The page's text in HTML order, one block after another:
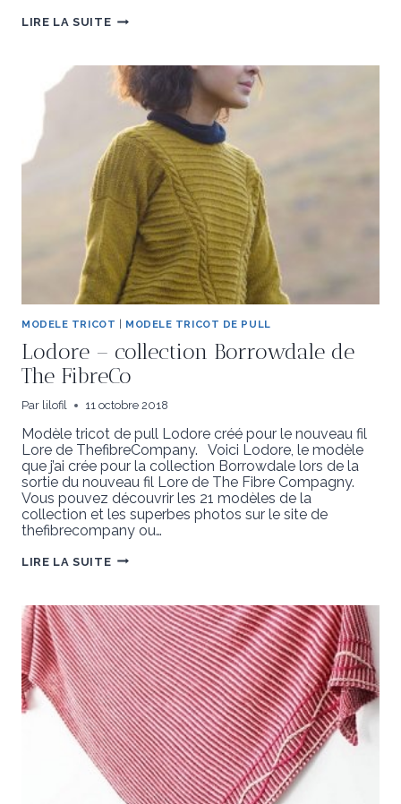
LIRE LA SUITEPULL
MODELE TRICOT | MODELE TRICOT DE PULL
Lodore – collection Borrowdale de
The FibreCo
Par lilofil 11 octobre 2018
Modèle tricot de pull Lodore créé pour le nouveau fil
Lore de ThefibreCompany. Voici Lodore, le modèle
que j’ai crée pour la collection Borrowdale lors de la
sortie du nouveau fil Lore de The Fibre Compagny.
Vous pouvez découvrir les 21 modèles de la
collection et les superbes photos sur le site de
thefibrecompany ou…
LIRE LA SUITELODORE
–
DE
THE
FIBRECO